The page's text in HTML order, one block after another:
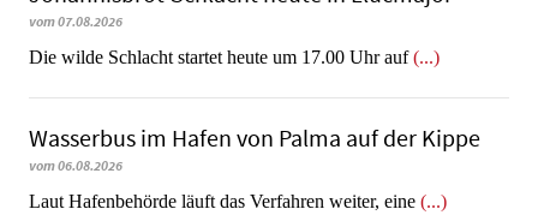
vom 07.08.2026
Die wilde Schlacht startet heute um 17.00 Uhr auf(...)
Wasserbus im Hafen von Palma auf der Kippe
vom 06.08.2026
Laut Hafenbehörde läuft das Verfahren weiter, eine (...)